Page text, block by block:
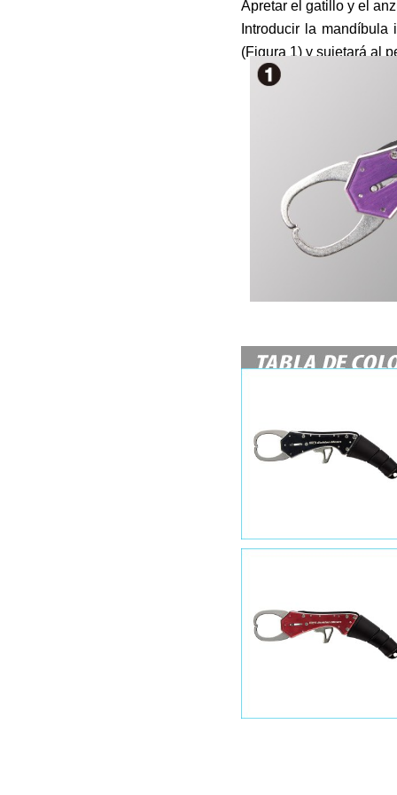
Apretar el gatillo y el
Introducir la
(Figura 1) y sujetará al